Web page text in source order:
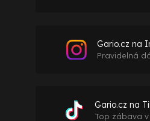
Gario.cz na
Pravidelná
Gario.cz na
Top zábava